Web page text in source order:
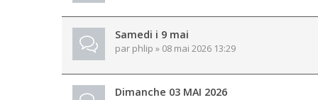
Samedi i 9 mai
par phlip » 08 mai 2026 13:29
Dimanche 03 MAI 2026